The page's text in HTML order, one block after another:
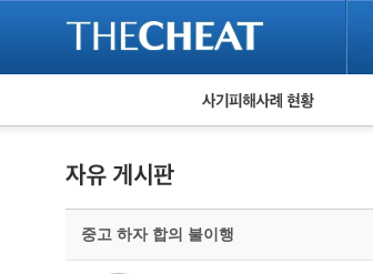
피해사례 현황
보이스피싱 피해사례
유해사이트 목록
중고 하자 합의 불이행